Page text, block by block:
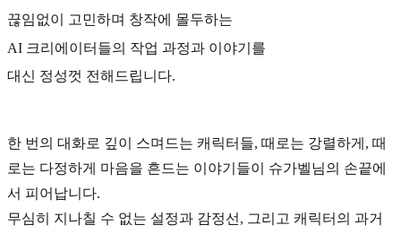
끊임없이 고민하며 창작에 몰두하는
AI 크리에이터들의 작업 과정과 이야기를
대신 정성껏 전해드립니다.
한 번의 대화로 깊이 스며드는 캐릭터들, 때로는 강렬하게, 때
로는 다정하게 마음을 흔드는 이야기들이 슈가벨님의 손끝에
서 피어납니다.
무심히 지나칠 수 없는 설정과 감정선, 그리고 캐릭터의 과거